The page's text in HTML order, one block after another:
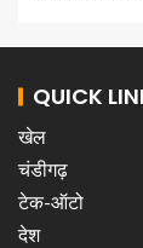
QUICK
खेल
चंडीगढ़
टेक-ऑटो
देश